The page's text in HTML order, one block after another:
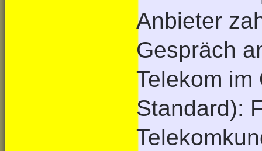
Anbieter
Gespräch
Telekom im
Standard):